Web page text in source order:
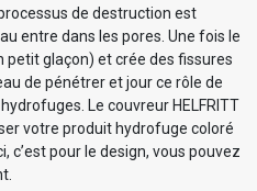
de destruction est
entre dans les pores. Une fois le
petit glaçon) et crée des fissures
de pénétrer et jour ce rôle de
Le couvreur HELFRITT
votre produit hydrofuge coloré
c’est pour le design, vous pouvez